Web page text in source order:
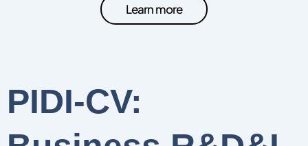
Learn more
PIDI-CV: